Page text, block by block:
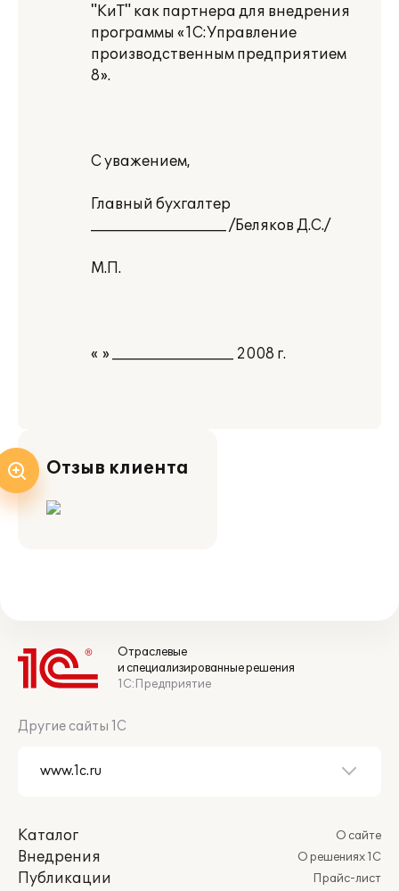
"КиТ" как партнера для внедрения
программы «1С:Управление
производственным предприятием
8».
С уважением,
Главный бухгалтер
___________________ /Беляков Д.С./
М.П.
« » _________________ 2008 г.
Отзыв клиента
Отраслевые
и специализированные решения
1С:Предприятие
Другие сайты 1С
Каталог
Внедрения
Публикации
О сайте
О решениях 1С
Прайс-лист